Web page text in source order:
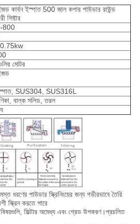
কার্বন ইস্পাত 500 জাল কপার পাউডার রাউন্ড
সিফ্টার
800
মোটর
SUS304, SUS316L
বাল্ক সলিড, তরল
ধরণের পাউডার স্ক্রিনিংয়ের জন্য গভীরভাবে তৈরি
স্ক্রিন করতে পারে
ফিল্টার অমেধ্য এবং গ্রেড উপকরণ।প্রচলিত